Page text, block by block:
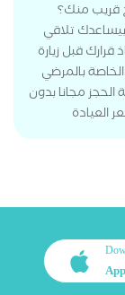
قريب منك؟
تلاقي
قبل زيارة
بالمرضي
مجانا بدون
العيادة